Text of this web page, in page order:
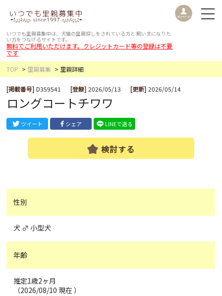
いつでも里親募集中は、犬猫の里親探しをされている方と 飼い主になりた
い方をつなげるサイトです。
無料でご利用いただけます。クレジットカード等の登録は不要
です
TOP
里親募集 里親詳細
[掲載番号] D359541 [登録] 2026/05/13 [更新] 2026/05/14
ロングコートチワワ
ツイート シェア LINEで送る
検討する
性別
犬 ♂ 小型犬
年齢
推定1歳2ヶ月
（2026/08/10 現在 ）